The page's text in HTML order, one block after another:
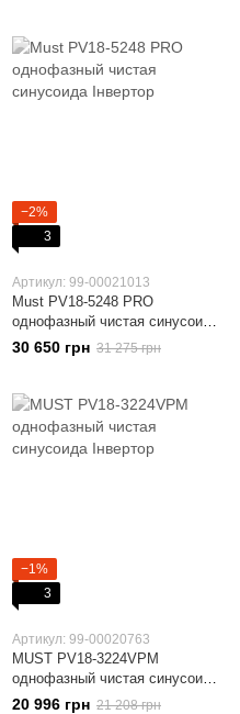
−2%
3
Артикул: 99-00021013
Must PV18-5248 PRO
однофазный чистая синусоида
Інвертор
30 650 грн 31 275 грн
−1%
3
Артикул: 99-00020763
MUST PV18-3224VPM
однофазный чистая синусоида
Інвертор
20 996 грн 21 208 грн